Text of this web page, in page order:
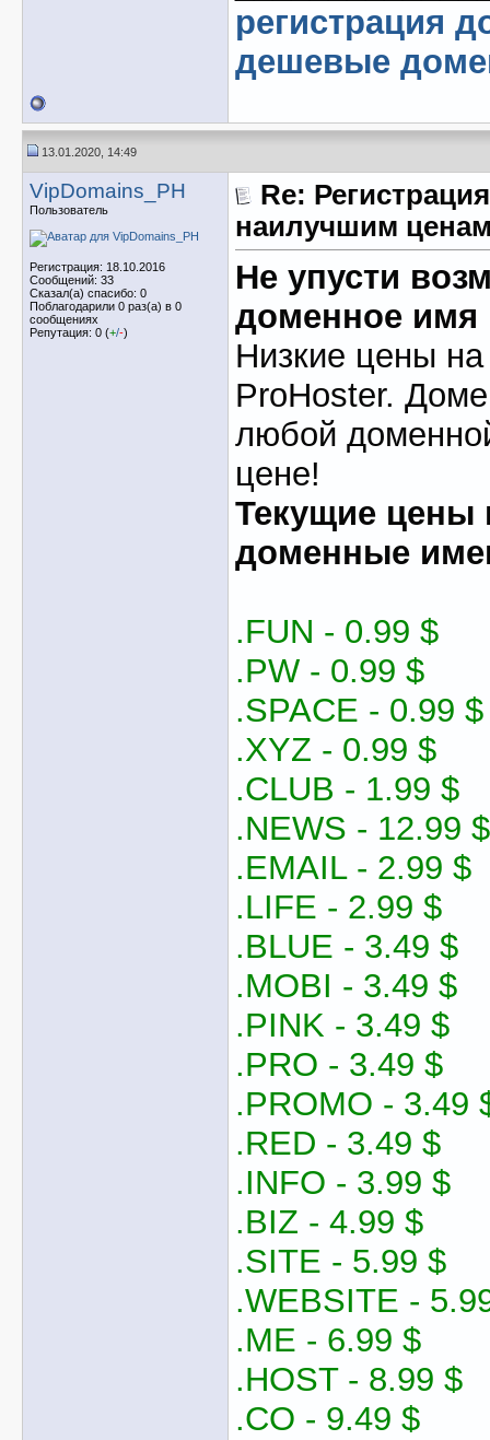
регистрация
дешевые
13.01.2020, 14:49
VipDomains_PH
Пользователь
Регистрация: 18.10.2016
Сообщений: 33
Сказал(а) спасибо: 0
Поблагодарили 0 раз(а) в 0
сообщениях
Репутация: 0 (+/-)
Re:
наилучшим
Не упусти
доменное имя
Низкие цены
ProHoster.
любой
цене!
Текущие цены
доменные
.FUN - 0.99 $
.PW - 0.99 $
.SPACE - 0.99 $
.XYZ - 0.99 $
.CLUB - 1.99 $
.NEWS - 12.99 $
.EMAIL - 2.99 $
.LIFE - 2.99 $
.BLUE - 3.49 $
.MOBI - 3.49 $
.PINK - 3.49 $
.PRO - 3.49 $
.PROMO - 3.49
.RED - 3.49 $
.INFO - 3.99 $
.BIZ - 4.99 $
.SITE - 5.99 $
.WEBSITE -
.ME - 6.99 $
.HOST - 8.99 $
.CO - 9.49 $